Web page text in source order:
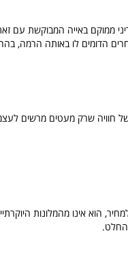
ממוקם באייה המבוקשת עם
מהאחרים הדומים לו באותה
חוויה שרק מעטים מרשים
הוא אינו מהמלונות